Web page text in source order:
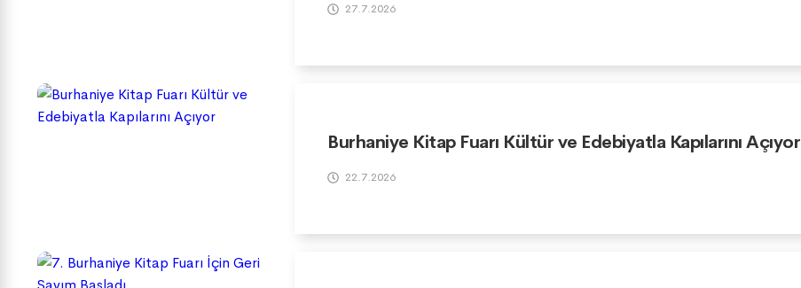
27.7.2026
Burhaniye Kitap Fuarı Kültür ve Edebiyatla Kapılarını Açıyor
22.7.2026